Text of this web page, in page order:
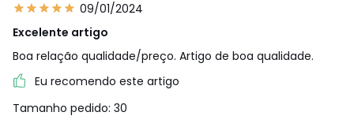
09/01/2024
Excelente artigo
Boa relação qualidade/preço. Artigo de boa qualidade.
Eu recomendo este artigo
Tamanho pedido: 30